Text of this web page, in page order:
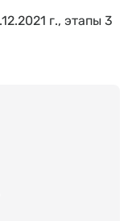
г., этапы 3